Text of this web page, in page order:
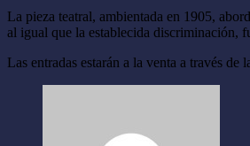
La pieza teatral, ambientada en 1905,
al igual que la establecida discriminación,
Las entradas estarán a la venta a través